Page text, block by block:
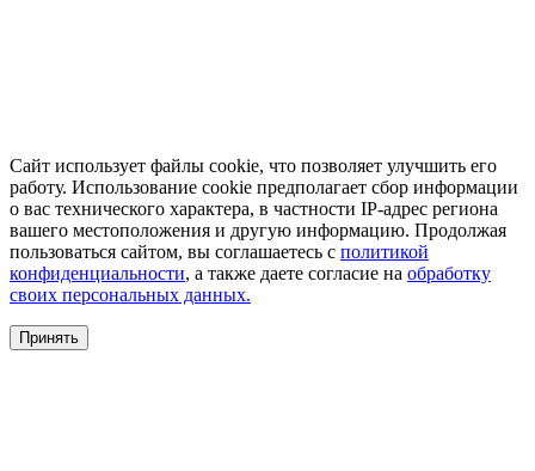
Сайт использует файлы cookie, что позволяет улучшить его
работу. Использование cookie предполагает сбор информации
о вас технического характера, в частности IP-адрес региона
вашего местоположения и другую информацию. Продолжая
пользоваться сайтом, вы соглашаетесь с политикой
конфиденциальности, а также даете согласие на обработку
своих персональных данных.
Принять